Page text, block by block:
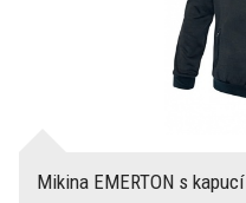
Mikina EMERTON s kapucí